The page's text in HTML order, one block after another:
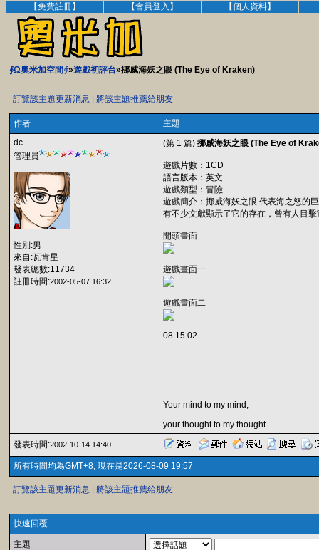
【免費註冊】 【會員登入】 【個人資料】
∮Ω奧米加空間∮»遊戲初評台»挪威海妖之眼 (The Eye of Kraken)
訂覽該主題更新消息 將該主題推薦給朋友
作者
主題
dc
管理員
性別:男
來自:瓦肯星
發表總數:11734
註冊時間:2002-05-07 16:32
(第 1 篇) 挪威海妖之眼 (The Eye of
遊戲片數：1CD
語言版本：英文
遊戲類型：冒險
遊戲簡介：挪威海妖之眼 代表海之怒的
有不少文獻顯示了它的存在，曾有人目
開頭畫面
遊戲畫面一
遊戲畫面二
08.15.02
Your mind to my mind,
your thought to my thought
發表時間:2002-10-14 14:40
所有時間均為GMT+8, 現在是2026-08-09 19:57
訂覽該主題更新消息 將該主題推薦給朋友
快速回覆
主題